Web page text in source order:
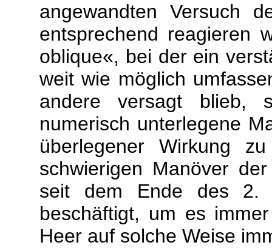
angewandten Versuch
entsprechend reagieren
oblique«, bei der ein
weit wie möglich
andere versagt
numerisch unterlegene
überlegener Wirkung
schwierigen Manöver
seit dem Ende des 2.
beschäftigt, um es
Heer auf solche Weise